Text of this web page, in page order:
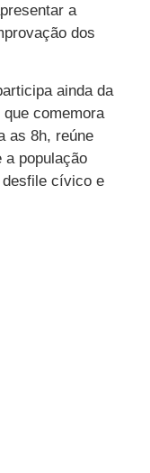
a
dos
ainda da
comemora
as 8h, reúne
a população
desfile cívico e